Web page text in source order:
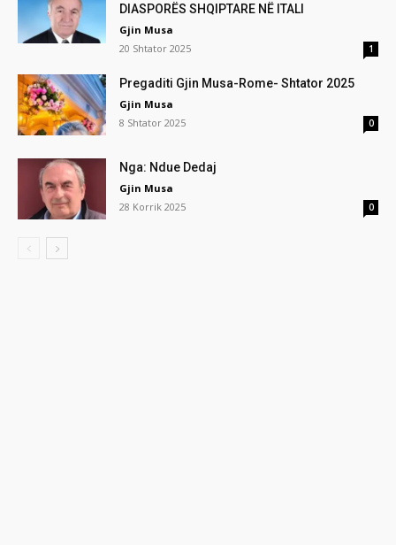
DIASPORËS SHQIPTARE NË ITALI
Gjin Musa
20 Shtator 2025
1
Pregaditi Gjin Musa-Rome- Shtator 2025
Gjin Musa
8 Shtator 2025
0
Nga: Ndue Dedaj
Gjin Musa
28 Korrik 2025
0